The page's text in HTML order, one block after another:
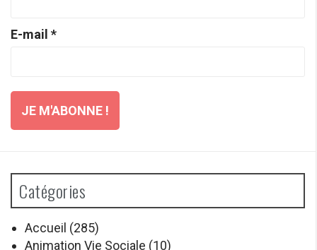
E-mail *
Catégories
Accueil (285)
Animation Vie Sociale (10)